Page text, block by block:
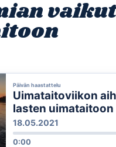
Päivän haastattelu
Uimataitoviikon
lasten uimataitoon
18.05.2021
0:00